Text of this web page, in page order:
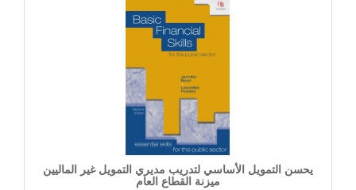
يحسن التمويل الأساسي لتدريب مديري التمويل غير الماليين
ميزنة القطاع العام